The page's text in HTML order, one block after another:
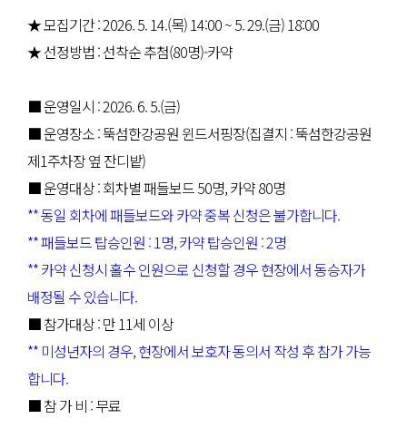
★ 모집기간 : 2026. 5. 14.(목) 14:00 ~ 5. 29.(금) 18:00
★ 선정방법 : 선착순 추첨(80명)-카약
■ 운영일시 : 2026. 6. 5.(금)
■ 운영장소 : 뚝섬한강공원 윈드서핑장(집결지 : 뚝섬한강공원
제1주차장 옆 잔디밭)
■ 운영대상 : 회차별 패들보드 50명, 카약 80명
** 동일 회차에 패들보드와 카약 중복 신청은 불가합니다.
** 패들보드 탑승인원 : 1명, 카약 탑승인원 : 2명
** 카약 신청시 홀수 인원으로 신청할 경우 현장에서 동승자가
배정될 수 있습니다.
■ 참가대상 : 만 11세 이상
** 미성년자의 경우, 현장에서 보호자 동의서 작성 후 참가 가능
합니다.
■ 참 가 비 : 무료